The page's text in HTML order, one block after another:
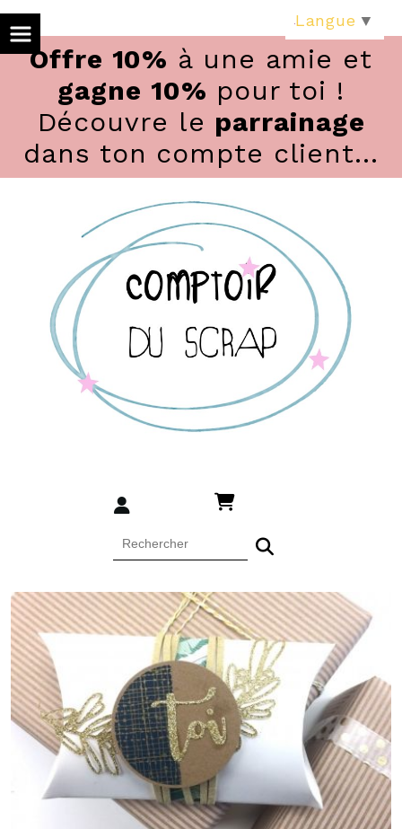
Offre 10% à une amie et
gagne 10% pour toi !
Découvre le parrainage
dans ton compte client...
Langue ▼